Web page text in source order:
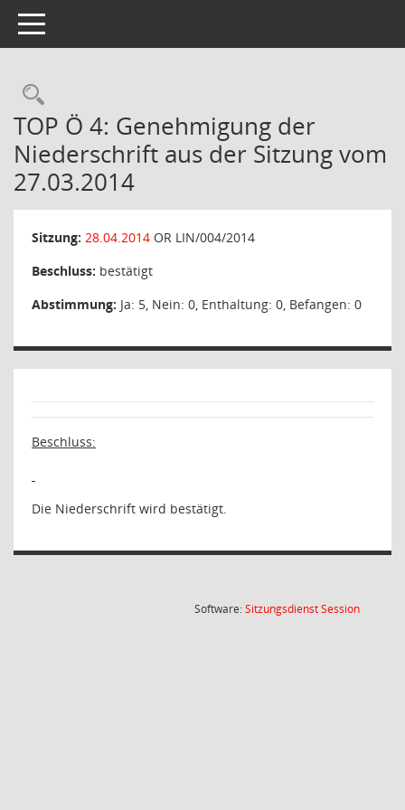
Toggle navigation
Rechercheauswahl
TOP Ö 4: Genehmigung der
Niederschrift aus der Sitzung vom
27.03.2014
Sitzung: 28.04.2014 OR LIN/004/2014
Beschluss: bestätigt
Abstimmung: Ja: 5, Nein: 0, Enthaltung: 0, Befangen: 0
Beschluss:
Die Niederschrift wird bestätigt.
Software:SitzungsdienstSession(Wird in